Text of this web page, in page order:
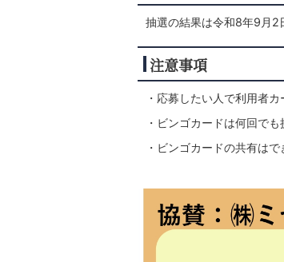
抽選の結果は令和8年9月2
注意事項
・応募したい人で利用者
・ビンゴカードは何回でも
・ビンゴカードの共有はで